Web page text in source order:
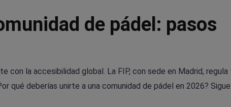
de pádel: pasos
con la accesibilidad global. La FIP, con sede en Madrid,
qué deberías unirte a una comunidad de pádel en 2026?